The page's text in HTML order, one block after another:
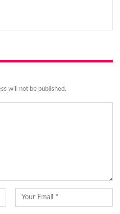
will not be published.